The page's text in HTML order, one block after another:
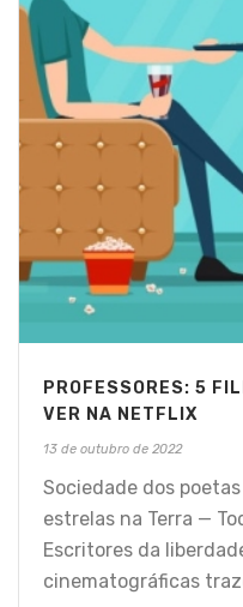
PROFESSORES: 5
VER NA NETFLIX
13 de outubro de 2022
Sociedade dos
estrelas na Terra —
Escritores da
cinematográficas